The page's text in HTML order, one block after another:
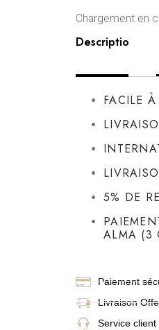
Chargement en
Description
FACILE
5% DE
ALMA (3
Paiement
Livraison
Service